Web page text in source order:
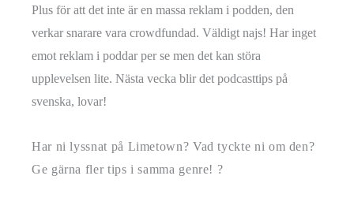
Plus för att det inte är en massa reklam i podden, den
verkar snarare vara crowdfundad. Väldigt najs! Har inget
emot reklam i poddar per se men det kan störa
upplevelsen lite. Nästa vecka blir det podcasttips på
svenska, lovar!
Har ni lyssnat på Limetown? Vad tyckte ni om den?
Ge gärna fler tips i samma genre! ?